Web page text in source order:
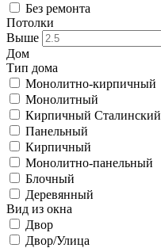
Без ремонта
Потолки
Выше
Дом
Тип дома
Монолитно-кирпичный
Монолитный
Кирпичный Сталинский
Панельный
Кирпичный
Монолитно-панельный
Блочный
Деревянный
Вид из окна
Двор
Двор/Улица